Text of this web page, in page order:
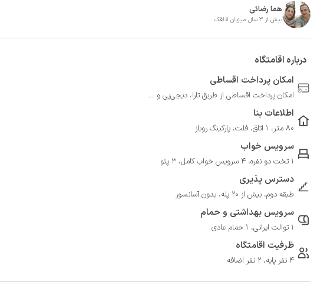
هما رضائی
بیش از 3 سال میزبان اتاقک
درباره اقامتگاه
امکان پرداخت اقساطی
امکان پرداخت اقساطی از طریق تارا، دیجی‌پی و ...
اطلاعات بنا
80 متر، 1 اتاق، فلت، پارکینگ روباز
سرویس خواب
1 تخت دو نفره، 4 سرویس خواب کامل، 3 پتو
دسترس پذیری
طبقه دوم، بیش از 20 پله، بدون آسانسور
سرویس بهداشتی و حمام
1 توالت ایرانی، 1 حمام عادی
ظرفیت اقامتگاه
4 نفر پایه، 2 نفر اضافه